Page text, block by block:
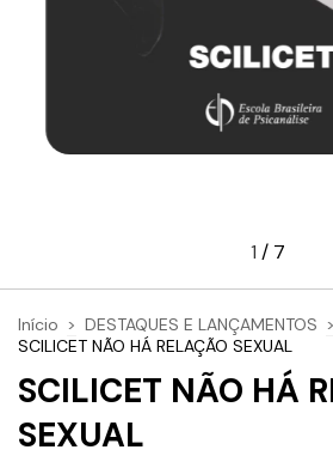
1 / 7
Início > DESTAQUES E LANÇAMENTOS >
SCILICET NÃO HÁ RELAÇÃO SEXUAL
SCILICET NÃO HÁ
SEXUAL